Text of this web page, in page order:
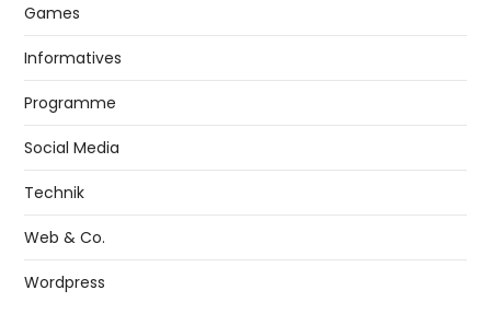
Games
Informatives
Programme
Social Media
Technik
Web & Co.
Wordpress